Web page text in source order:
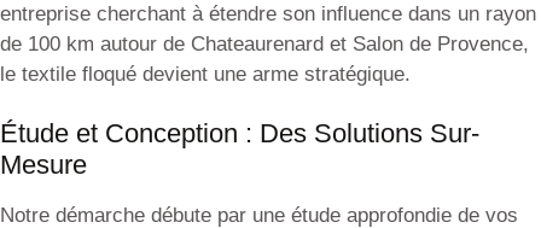
entreprise cherchant à étendre son influence dans un rayon
de 100 km autour de Chateaurenard et Salon de Provence,
le textile floqué devient une arme stratégique.
Étude et Conception : Des Solutions Sur-
Mesure
Notre démarche débute par une étude approfondie de vos